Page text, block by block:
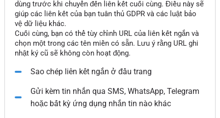
dùng trước khi chuyển đến liên kết cuối cùng. Điều này sẽ
giúp các liên kết của bạn tuân thủ GDPR và các luật bảo
vệ dữ liệu khác.
Cuối cùng, bạn có thể tùy chỉnh URL của liên kết ngắn và
chọn một trong các tên miền có sẵn. Lưu ý rằng URL ghi
nhật ký cũ sẽ không còn hoạt động.
Sao chép liên kết ngắn ở đầu trang
Gửi kèm tin nhắn qua SMS, WhatsApp, Telegram
hoặc bất kỳ ứng dụng nhắn tin nào khác